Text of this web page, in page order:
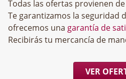
Todas las ofertas provienen de
Te garantizamos la seguridad
ofrecemos una garantía de
Recibirás tu mercancía de
VER